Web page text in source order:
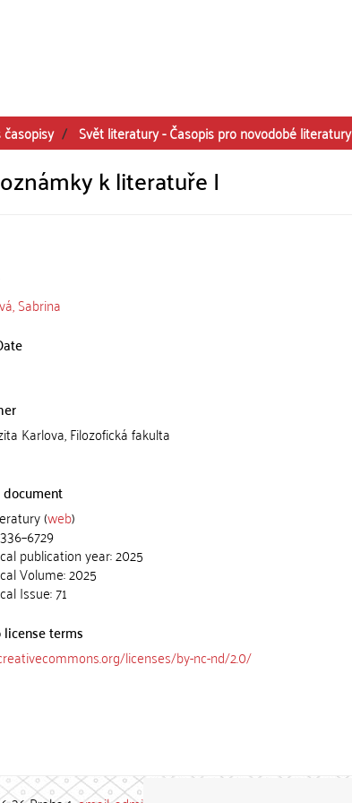
Svět literatury - Časopis pro novodobé literatury
k literatuře I
Sabrina
Karlova, Filozofická fakulta
document
(web)
publication year: 2025
Volume: 2025
Issue: 71
terms
licenses/by-nc-nd/2.0/